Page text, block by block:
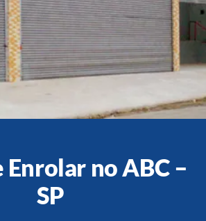
Portfólio
Contato
Portão de Garagem de
Enrolar no ABC –
SP